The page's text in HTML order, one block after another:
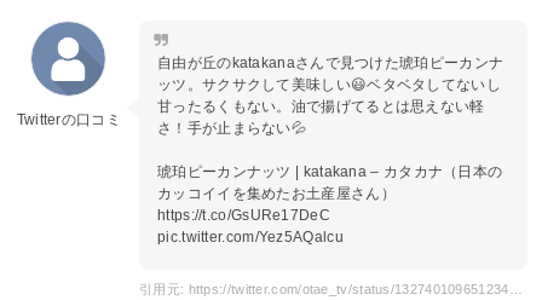
Twitterの口コミ
自由が丘のkatakanaさんで見つけた琥珀ピーカンナ
ッツ。サクサクして美味しい😃ベタベタしてないし
甘ったるくもない。油で揚げてるとは思えない軽
さ！手が止まらない💦
琥珀ピーカンナッツ | katakana – カタカナ（日本の
カッコイイを集めたお土産屋さん）
https://t.co/GsURe17DeC
pic.twitter.com/Yez5AQalcu